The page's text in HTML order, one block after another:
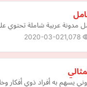
مدونة عربية شاملة تحتوي
2020-03-02
يسهم به أفراد ذوي أفكار